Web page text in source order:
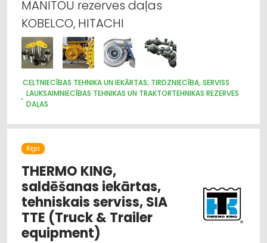
MANITOU rezerves daļas
KOBELCO, HITACHI
CELTNIECĪBAS TEHNIKA UN IEKĀRTAS; TIRDZNIECĪBA, SERVISS
LAUKSAIMNIECĪBAS TEHNIKAS UN TRAKTORTEHNIKAS REZERVES
DAĻAS
MEŽKOPĪBAS UN MEŽIZSTRĀDES TEHNIKA
KRAVAS AUTO, APKOPE UN REZERVES DAĻAS
IEKRAUŠANAS UN IZKRAUŠANAS TEHNIKA
LAUKSAIMNIECĪBAS TEHNIKAS UN TRAKTORTEHNIKAS
LABOŠANA, REMONTS
DZINĒJI, MOTORI, TO REMONTS
TRAKTORTEHNIKAS UZRAUDZĪBA
OSTAS, KUĢU SATIKSME
Rīga
THERMO KING,
saldēšanas iekārtas,
tehniskais serviss, SIA
TTE (Truck & Trailer
equipment)